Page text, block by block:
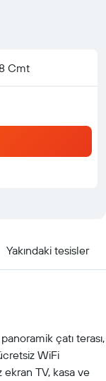
Cmt
Yakındaki tesisler
çatı terası,
WiFi
ekran TV, kasa ve